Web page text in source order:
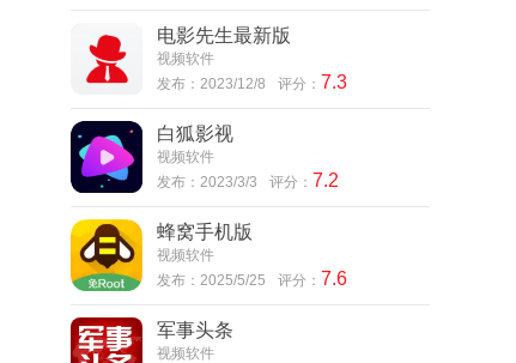
电影先生最新版
视频软件
发布：2023/12/8
评分： 7.3
白狐影视
视频软件
发布：2023/3/3
评分： 7.2
蜂窝手机版
视频软件
发布：2025/5/25
评分： 7.6
军事头条
视频软件